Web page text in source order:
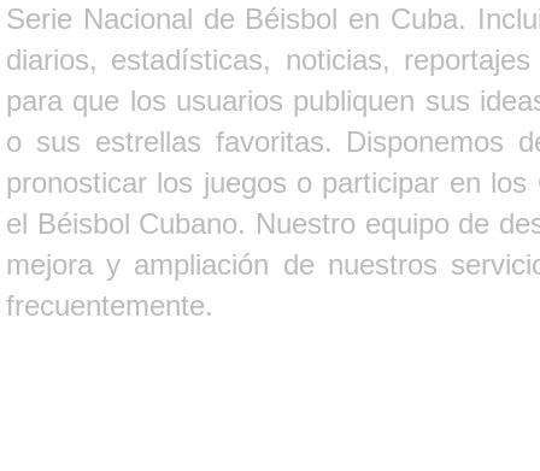
Serie Nacional de Béisbol en Cuba.
diarios, estadísticas, noticias,
para que los usuarios publiquen sus
o sus estrellas favoritas. Disponemos
pronosticar los juegos o participar en
el Béisbol Cubano. Nuestro equipo de
mejora y ampliación de nuestros
frecuentemente.